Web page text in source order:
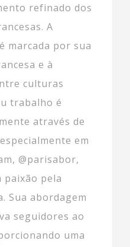
refinado dos
A
marcada por sua
e à
culturas
trabalho é
através de
em
@parisabor,
paixão pela
Sua abordagem
seguidores ao
uma